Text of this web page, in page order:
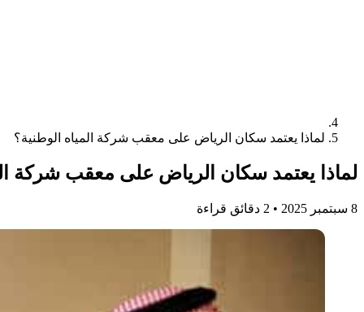
لماذا يعتمد سكان الرياض على معقب شركة المياه الوطنية؟
لماذا يعتمد سكان الرياض على معقب شركة
8 سبتمبر 2025 • 2 دقائق قراءة